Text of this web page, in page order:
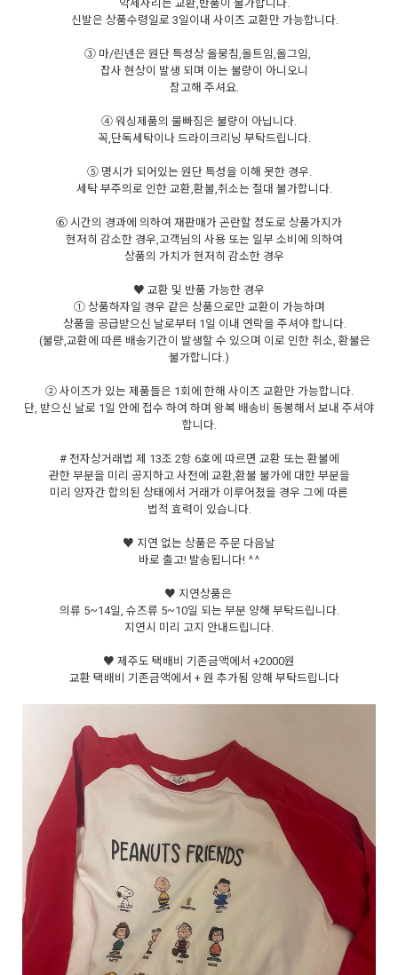
악세사리는 교환,반품이 불가합니다.
신발은 상품수령일로 3일이내 사이즈 교환만 가능합니다.
③ 마/린넨은 원단 특성상 올뭉침,올트임,올그임,
잡사 현상이 발생 되며 이는 불량이 아니오니
참고해 주셔요.
④ 워싱제품의 물빠짐은 불량이 아닙니다.
꼭,단독세탁이나 드라이크리닝 부탁드립니다.
⑤ 명시가 되어있는 원단 특성을 이해 못한 경우.
세탁 부주의로 인한 교환,환불,취소는 절대 불가합니다.
⑥ 시간의 경과에 의하여 재판매가 곤란할 정도로 상품가지가
현저히 감소한 경우,고객님의 사용 또는 일부 소비에 의하여
상품의 가치가 현저히 감소한 경우
♥ 교환 및 반품 가능한 경우
① 상품하자일 경우 같은 상품으로만 교환이 가능하며
상품을 공급받으신 날로부터 1일 이내 연락을 주셔야 합니다.
(불량,교환에 따른 배송기간이 발생할 수 있으며 이로 인한 취소, 환불은
불가합니다.)
② 사이즈가 있는 제품들은 1회에 한해 사이즈 교환만 가능합니다.
단, 받으신 날로 1일 안에 접수 하여 하며 왕복 배송비 동봉해서 보내 주셔야
합니다.
# 전자상거래법 제 13조 2항 6호에 따르면 교환 또는 환불에
관한 부분을 미리 공지하고 사전에 교환,환불 불가에 대한 부분을
미리 양자간 합의된 상태에서 거래가 이루어졌을 경우 그에 따른
법적 효력이 있습니다.
♥ 지연 없는 상품은 주문 다음날
바로 출고! 발송됩니다! ^^
♥ 지연상품은
의류 5~14일, 슈즈류 5~10일 되는 부분 양해 부탁드립니다.
지연시 미리 고지 안내드립니다.
♥ 제주도 택배비 기존금액에서 +2000원
교환 택배비 기존금액에서 + 원 추가됨 양해 부탁드립니다